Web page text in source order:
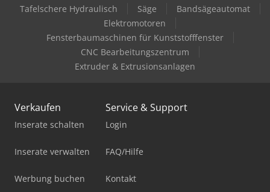
Tafelschere Hydraulisch Säge
Bandsägeautomat
Elektromotoren
Fensterbaumaschinen für Kunststofffenster
CNC Bearbeitungszentrum
Extruder & Extrusionsanlagen
Verkaufen
Inserate schalten
Inserate verwalten
Werbung buchen
Service & Support
Login
FAQ/Hilfe
Kontakt